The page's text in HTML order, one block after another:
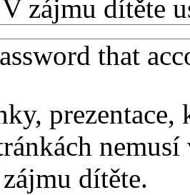
zájmu dítěte
that
dítěte.